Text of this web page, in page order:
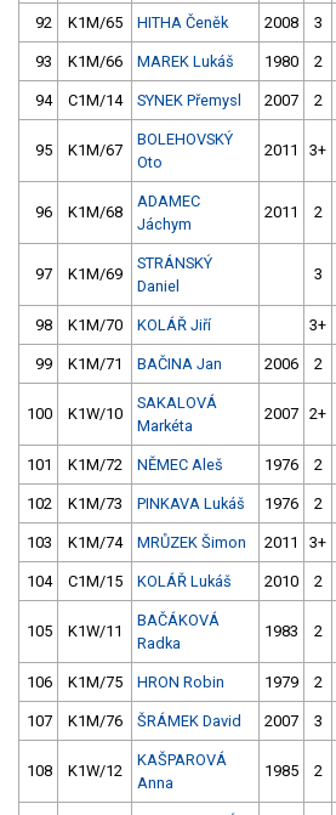
92 K1M/65 HITHA Čeněk 2008 3
93 K1M/66 MAREK Lukáš 1980 2
94 C1M/14 SYNEK Přemysl 2007 2
95 K1M/67
BOLEHOVSKÝ
Oto
2011 3+
96 K1M/68
ADAMEC
Jáchym
2011 2
97 K1M/69
STRÁNSKÝ
Daniel
3
98 K1M/70 KOLÁŘ Jiří 3+
99 K1M/71 BAČINA Jan 2006 2
100 K1W/10
SAKALOVÁ
Markéta
2007 2+
101 K1M/72 NĚMEC Aleš 1976 2
102 K1M/73 PINKAVA Lukáš 1976 2
103 K1M/74 MRŮZEK Šimon 2011 3+
104 C1M/15 KOLÁŘ Lukáš 2010 2
105 K1W/11
BAČÁKOVÁ
Radka
1983 2
106 K1M/75 HRON Robin 1979 2
107 K1M/76 ŠRÁMEK David 2007 3
108 K1W/12
KAŠPAROVÁ
Anna
1985 2